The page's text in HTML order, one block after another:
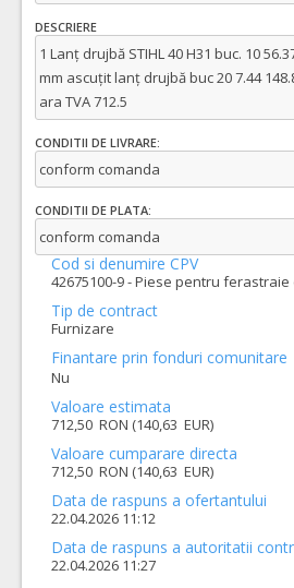
DESCRIERE
1 Lanț drujbă STIHL 40 H31 buc. 10
mm ascuțit lanț drujbă buc 20 7.44
ara TVA 712.5
CONDITII DE LIVRARE:
conform comanda
CONDITII DE PLATA:
conform comanda
Cod si denumire CPV
42675100-9 - Piese pentru ferastraie
Tip de contract
Furnizare
Finantare prin fonduri comunitare
Nu
Valoare estimata
712,50 RON (140,63 EUR)
Valoare cumparare directa
712,50 RON (140,63 EUR)
Data de raspuns a ofertantului
22.04.2026 11:12
Data de raspuns a autoritatii
22.04.2026 11:27